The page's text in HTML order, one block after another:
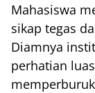
Mahasiswa
sikap tegas
Diamnya
perhatian